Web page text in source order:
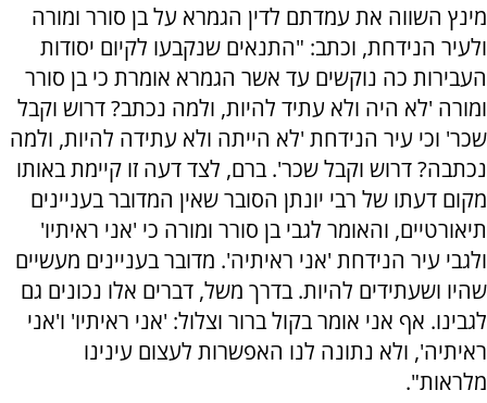
מינץ השווה את עמדתם לדין הגמרא על בן סורר ומורה
ולעיר הנידחת, וכתב: "התנאים שנקבעו לקיום יסודות
העבירות כה נוקשים עד אשר הגמרא אומרת כי בן סורר
ומורה 'לא היה ולא עתיד להיות, ולמה נכתב? דרוש וקבל
שכר' וכי עיר הנידחת 'לא הייתה ולא עתידה להיות, ולמה
נכתבה? דרוש וקבל שכר'. ברם, לצד דעה זו קיימת באותו
מקום דעתו של רבי יונתן הסובר שאין המדובר בעניינים
תיאורטיים, והאומר לגבי בן סורר ומורה כי 'אני ראיתיו'
ולגבי עיר הנידחת 'אני ראיתיה'. מדובר בעניינים מעשיים
שהיו ושעתידים להיות. בדרך משל, דברים אלו נכונים גם
לגבינו. אף אני אומר בקול ברור וצלול: 'אני ראיתיו' ו'אני
ראיתיה', ולא נתונה לנו האפשרות לעצום עינינו
מלראות".